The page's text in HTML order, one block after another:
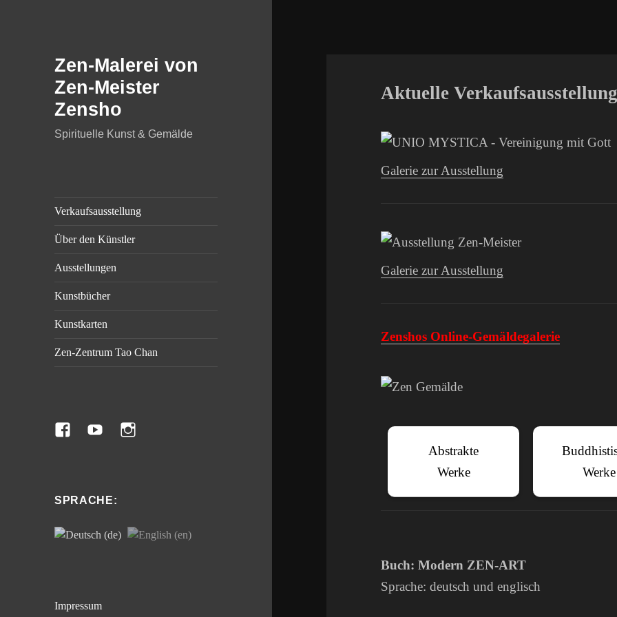
Zen-Malerei von
Zen-Meister
Zensho
Spirituelle Kunst & Gemälde
Verkaufsausstellung
Über den Künstler
Ausstellungen
Kunstbücher
Kunstkarten
Zen-Zentrum Tao Chan
Facebook
Zen-
Chan
Youtube
Instagram
SPRACHE:
Impressum
Aktuelle
Galerie zur Ausstellung
Galerie zur Ausstellung
Zenshos Online-Gemäldegalerie
Abstrakte
Werke
Werke
Buch: Modern ZEN-ART
Sprache: deutsch und englisch